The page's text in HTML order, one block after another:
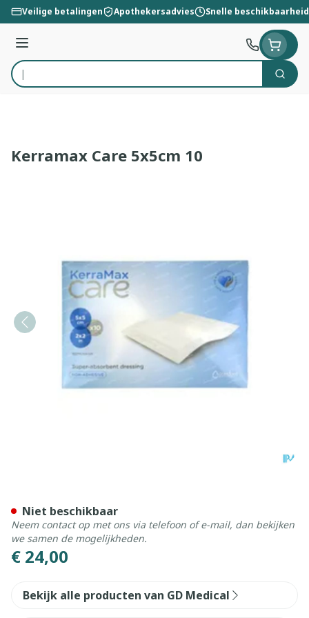
Ga naar de inhoud
Veilige betalingen Apothekersadvies Snelle beschikbaarheid
Menu
Product, merk, categorie...
Zoek
Kerramax Care 5x5cm 10
€ 24,00
Niet beschikbaar
Neem contact op met ons via telefoon of e-mail, dan bekijken
we samen de mogelijkheden.
Bekijk alle producten van GD Medical